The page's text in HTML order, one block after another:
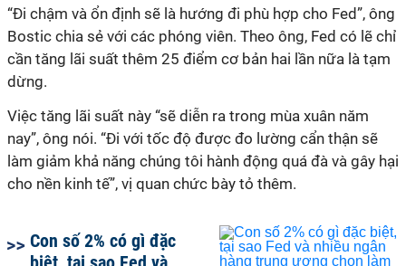
“Đi chậm và ổn định sẽ là hướng đi phù hợp cho Fed”, ông
Bostic chia sẻ với các phóng viên. Theo ông, Fed có lẽ chỉ
cần tăng lãi suất thêm 25 điểm cơ bản hai lần nữa là tạm
dừng.
Việc tăng lãi suất này “sẽ diễn ra trong mùa xuân năm
nay”, ông nói. “Đi với tốc độ được đo lường cẩn thận sẽ
làm giảm khả năng chúng tôi hành động quá đà và gây hại
cho nền kinh tế”, vị quan chức bày tỏ thêm.
Con số 2% có gì đặc